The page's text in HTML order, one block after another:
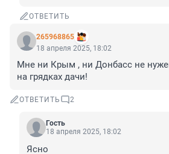
ОТВЕТИТЬ
265968865
18 апреля 2025, 18:02
Мне ни Крым , ни Донбасс не
на грядках дачи!
ОТВЕТИТЬ 2
Гость
18 апреля 2025, 18:02
Ясно